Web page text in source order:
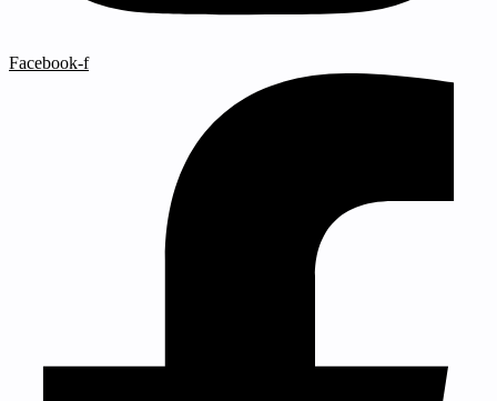
Facebook-f